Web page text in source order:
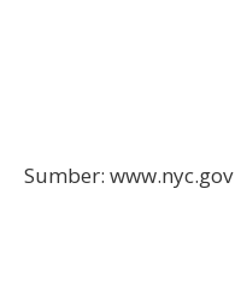
Sumber: www.nyc.gov